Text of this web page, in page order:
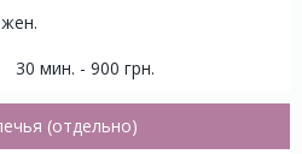
жен.
30 мин. - 900 грн.
(отдельно)